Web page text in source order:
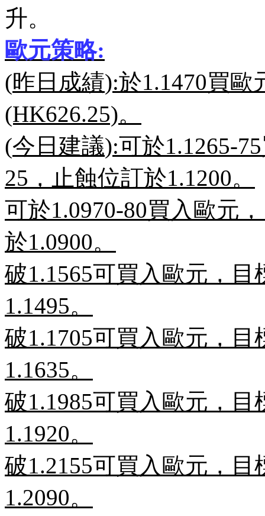
升。
歐元策略:
(昨日成績):於1.1470買歐
(HK626.25)。
(今日建議):可於1.1265-75
25 ，止蝕位訂於1.1200。
可於1.0970-80買入歐元
於1.0900。
破1.1565可買入歐元，目
1.1495。
破1.1705可買入歐元，目
1.1635。
破1.1985可買入歐元，目
1.1920。
破1.2155可買入歐元，目
1.2090。